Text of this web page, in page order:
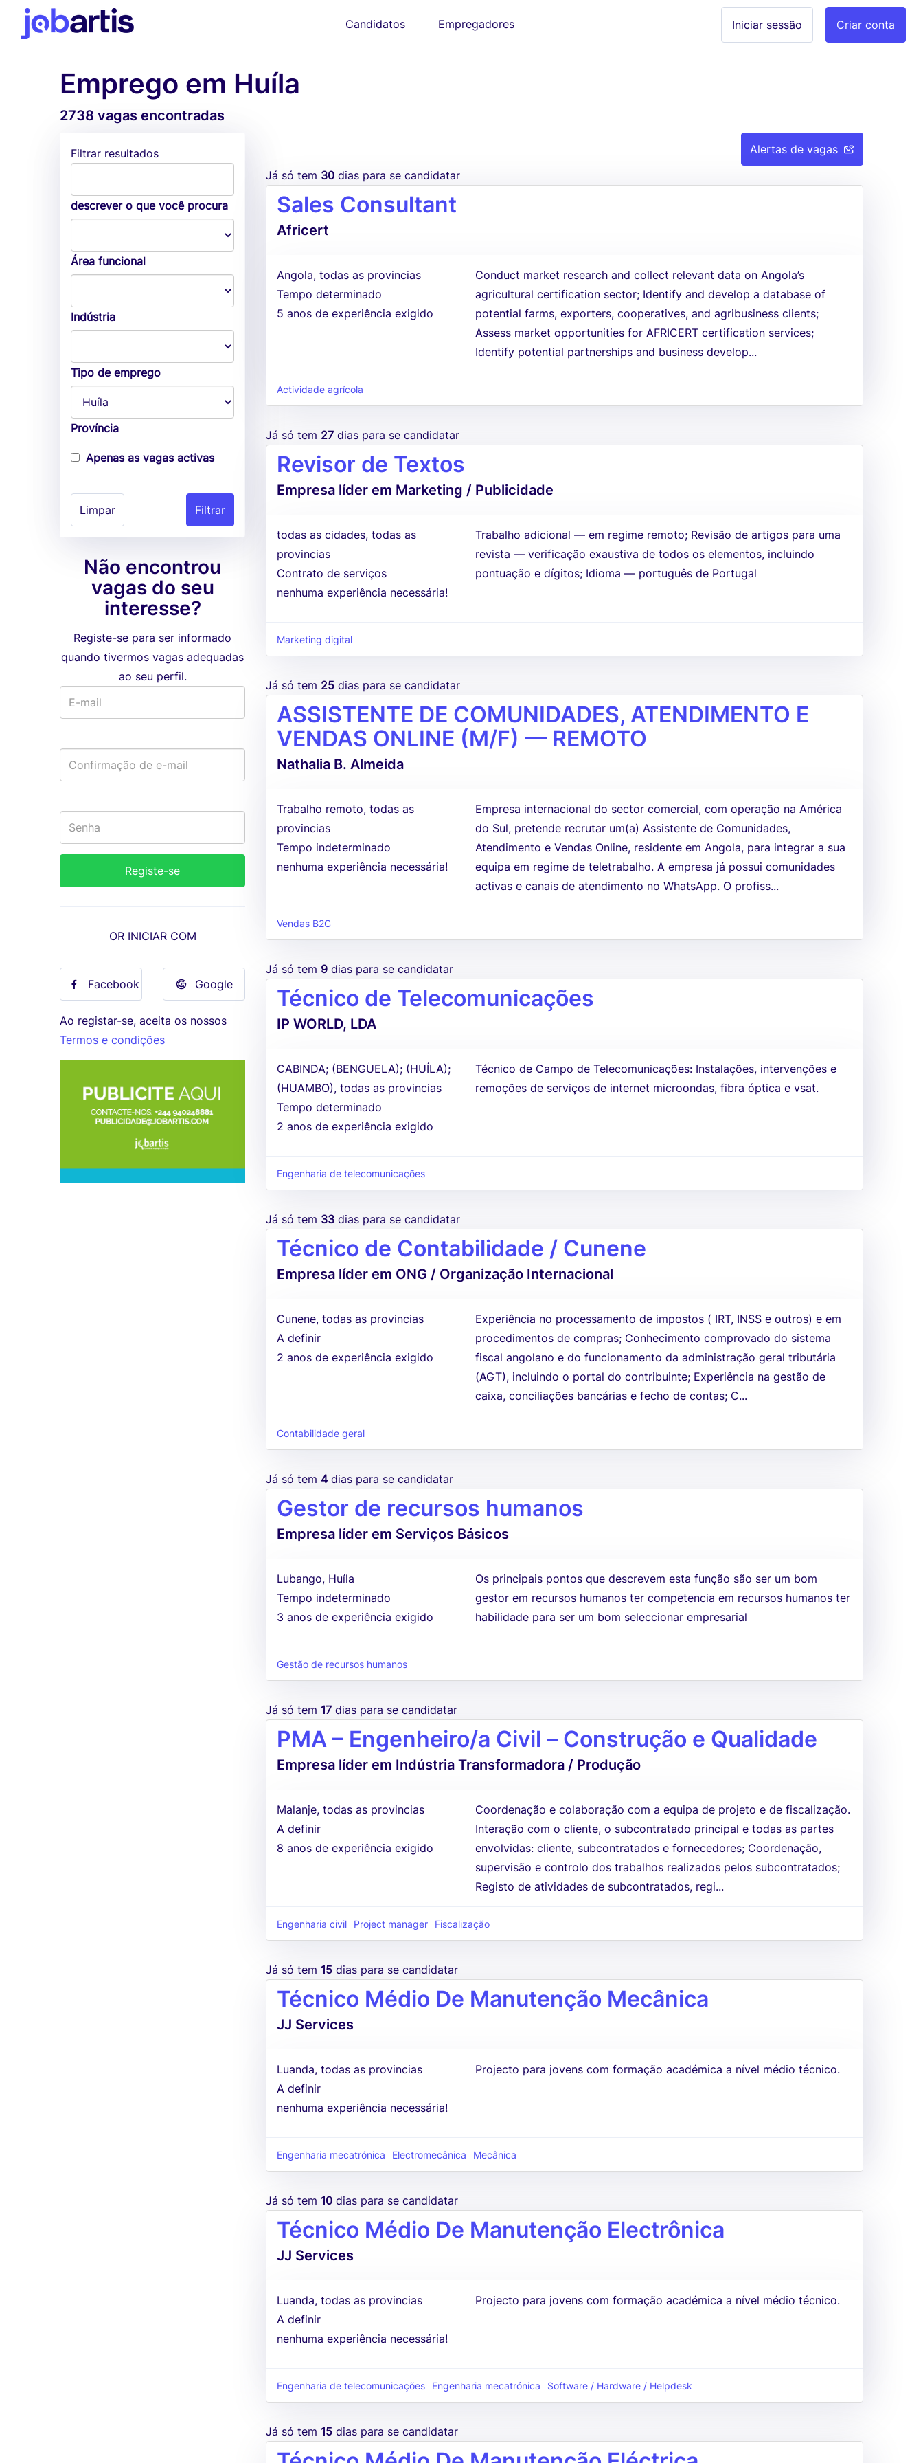
Candidatos Empregadores Criar conta
Iniciar sessão
Emprego em Huíla
2738 vagas encontradas
Alertas de vagas
Filtrar resultados
descrever o que você procura
Área funcional
Indústria
Tipo de emprego
Província
Apenas as vagas activas
Limpar
Não encontrou
vagas do seu
interesse?
Registe-se para ser informado
quando tivermos vagas adequadas
ao seu perfil.
OR INICIAR COM
Facebook Google
Ao registar-se, aceita os nossos
Termos e condições
Já só tem 30 dias para se candidatar
Sales Consultant
Africert
Angola, todas as provincias
Tempo determinado
5 anos de experiência exigido
Conduct market research and collect relevant data on Angola’s
agricultural certification sector; Identify and develop a database of
potential farms, exporters, cooperatives, and agribusiness clients;
Assess market opportunities for AFRICERT certification services;
Identify potential partnerships and business develop...
Actividade agrícola
Já só tem 27 dias para se candidatar
Revisor de Textos
Empresa líder em Marketing / Publicidade
todas as cidades, todas as
provincias
Contrato de serviços
nenhuma experiência necessária!
Trabalho adicional — em regime remoto; Revisão de artigos para uma
revista — verificação exaustiva de todos os elementos, incluindo
pontuação e dígitos; Idioma — português de Portugal
Marketing digital
Já só tem 25 dias para se candidatar
ASSISTENTE DE COMUNIDADES, ATENDIMENTO E
VENDAS ONLINE (M/F) — REMOTO
Nathalia B. Almeida
Trabalho remoto, todas as
provincias
Tempo indeterminado
nenhuma experiência necessária!
Empresa internacional do sector comercial, com operação na América
do Sul, pretende recrutar um(a) Assistente de Comunidades,
Atendimento e Vendas Online, residente em Angola, para integrar a sua
equipa em regime de teletrabalho. A empresa já possui comunidades
activas e canais de atendimento no WhatsApp. O profiss...
Vendas B2C
Já só tem 9 dias para se candidatar
Técnico de Telecomunicações
IP WORLD, LDA
CABINDA; (BENGUELA); (HUÍLA);
(HUAMBO), todas as provincias
Tempo determinado
2 anos de experiência exigido
Técnico de Campo de Telecomunicações: Instalações, intervenções e
remoções de serviços de internet microondas, fibra óptica e vsat.
Engenharia de telecomunicações
Já só tem 33 dias para se candidatar
Técnico de Contabilidade / Cunene
Empresa líder em ONG / Organização Internacional
Cunene, todas as provincias
A definir
2 anos de experiência exigido
Experiência no processamento de impostos ( IRT, INSS e outros) e em
procedimentos de compras; Conhecimento comprovado do sistema
fiscal angolano e do funcionamento da administração geral tributária
(AGT), incluindo o portal do contribuinte; Experiência na gestão de
caixa, conciliações bancárias e fecho de contas; C...
Contabilidade geral
Já só tem 4 dias para se candidatar
Gestor de recursos humanos
Empresa líder em Serviços Básicos
Lubango, Huíla
Tempo indeterminado
3 anos de experiência exigido
Os principais pontos que descrevem esta função são ser um bom
gestor em recursos humanos ter competencia em recursos humanos ter
habilidade para ser um bom seleccionar empresarial
Gestão de recursos humanos
Já só tem 17 dias para se candidatar
PMA – Engenheiro/a Civil – Construção e Qualidade
Empresa líder em Indústria Transformadora / Produção
Malanje, todas as provincias
A definir
8 anos de experiência exigido
Coordenação e colaboração com a equipa de projeto e de fiscalização.
Interação com o cliente, o subcontratado principal e todas as partes
envolvidas: cliente, subcontratados e fornecedores; Coordenação,
supervisão e controlo dos trabalhos realizados pelos subcontratados;
Registo de atividades de subcontratados, regi...
Engenharia civil Project manager Fiscalização
Já só tem 15 dias para se candidatar
Técnico Médio De Manutenção Mecânica
JJ Services
Luanda, todas as provincias
A definir
nenhuma experiência necessária!
Projecto para jovens com formação académica a nível médio técnico.
Engenharia mecatrónica Electromecânica Mecânica
Já só tem 10 dias para se candidatar
Técnico Médio De Manutenção Electrônica
JJ Services
Luanda, todas as provincias
A definir
nenhuma experiência necessária!
Projecto para jovens com formação académica a nível médio técnico.
Engenharia de telecomunicações Engenharia mecatrónica Software / Hardware / Helpdesk
Já só tem 15 dias para se candidatar